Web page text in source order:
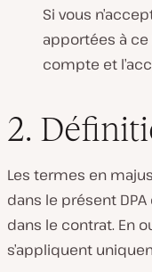
Si vous
apportées à ce
compte et
2.
Les termes en
dans le présent
dans le contrat. En
s’appliquent